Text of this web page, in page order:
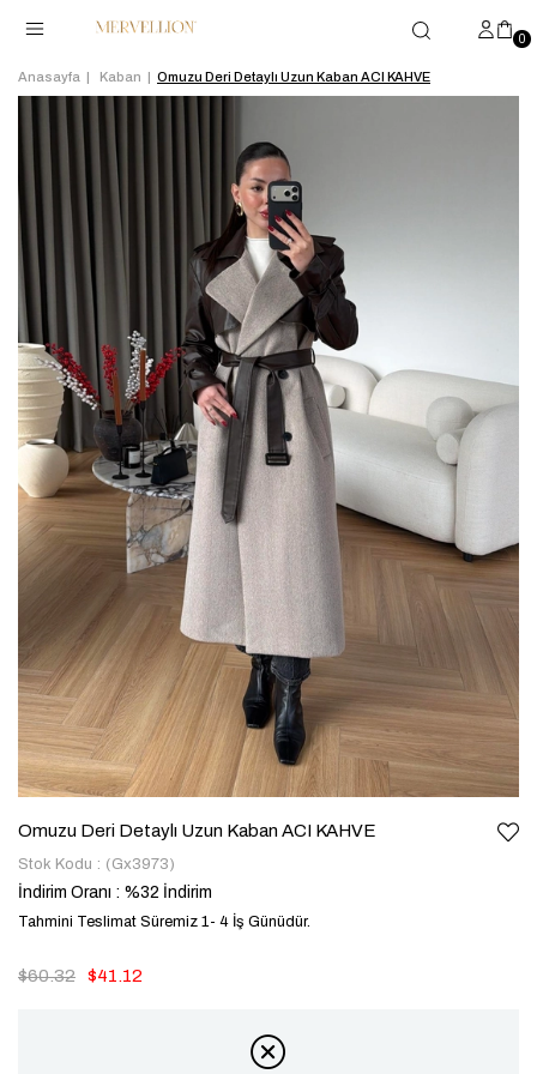
0
Anasayfa Kaban Omuzu Deri Detaylı Uzun Kaban ACI KAHVE
Omuzu Deri Detaylı Uzun Kaban ACI KAHVE
Stok Kodu (Gx3973)
İndirim Oranı : %32 İndirim
Tahmini Teslimat Süremiz 1- 4 İş Günüdür.
$60.32 $41.12